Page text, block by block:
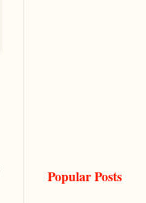
Popular Posts